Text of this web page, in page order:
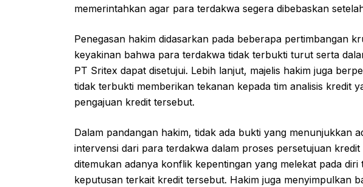
memerintahkan agar para terdakwa segera dibebaskan
Penegasan hakim didasarkan pada beberapa pertimbangan
keyakinan bahwa para terdakwa tidak terbukti turut serta
PT Sritex dapat disetujui. Lebih lanjut, majelis hakim juga
tidak terbukti memberikan tekanan kepada tim analisis kredit
pengajuan kredit tersebut.
Dalam pandangan hakim, tidak ada bukti yang menunjukkan
intervensi dari para terdakwa dalam proses persetujuan
ditemukan adanya konflik kepentingan yang melekat pada
keputusan terkait kredit tersebut. Hakim juga menyimpulkan